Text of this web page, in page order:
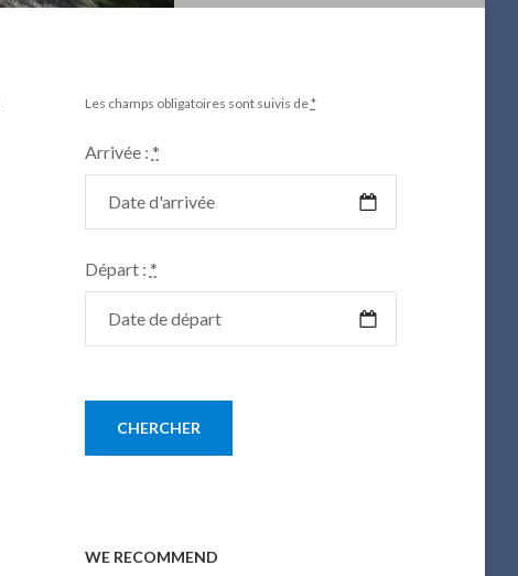
Les champs obligatoires sont suivis de*
Arrivée : *
Départ : *
WE RECOMMEND